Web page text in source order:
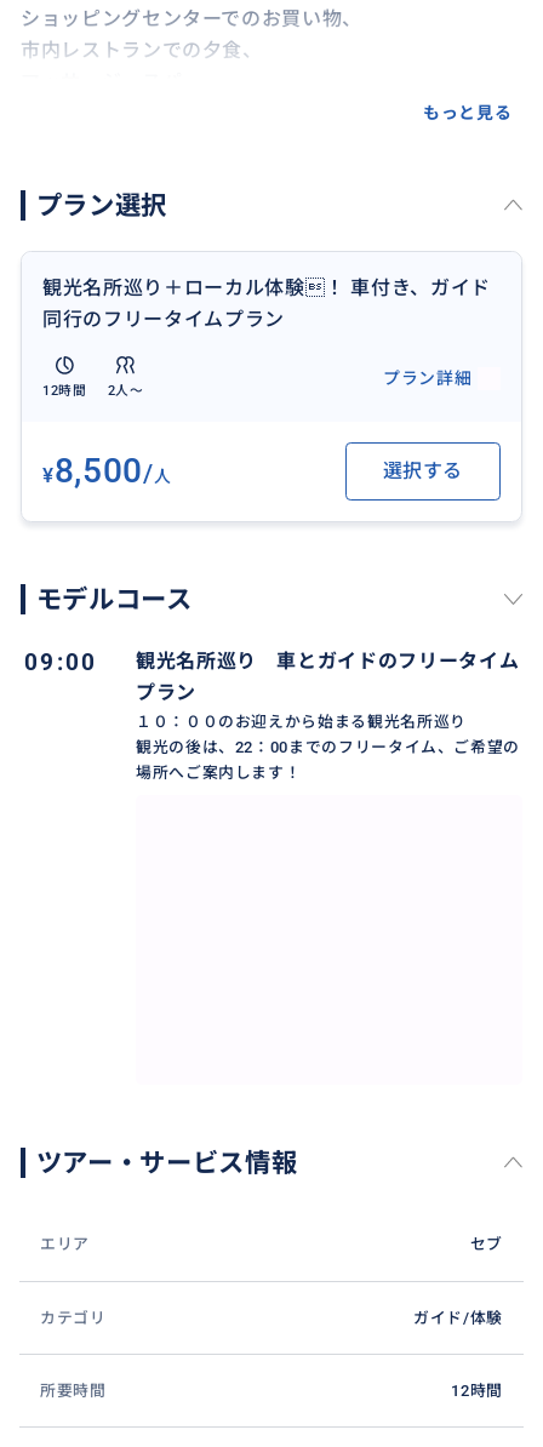
ショッピングセンターでのお買い物、
市内レストランでの夕食、
ローカルマーケット散策、
セブの街を余すこと無くお楽しみください。
おすすめ
スパ、マッサージの追加など、
ュールを作成致します。
もっと見る
プラン選択
観光名所巡り＋ローカル体験！ 車付き、ガイド
同行のフリータイムプラン
12時間 2人〜
プラン詳細
¥8,500/人 選択する
モデルコース
09:00
観光名所巡り 車とガイドのフリータイム
プラン
１０：００のお迎えから始まる観光名所巡り
観光の後は、22：00までのフリータイム、ご希望の
場所へご案内します！
ツアー・サービス情報
エリア セブ
カテゴリ ガイド/体験
所要時間 12時間